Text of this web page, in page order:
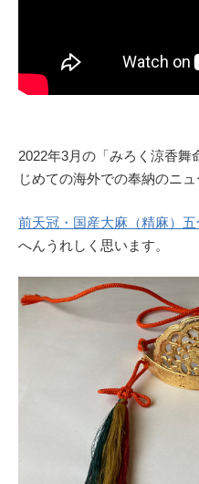
2022年3月の「みろく涼香舞
じめての海外での奉納のニ
前天冠・国産大麻（精麻）五
へんうれしく思います。